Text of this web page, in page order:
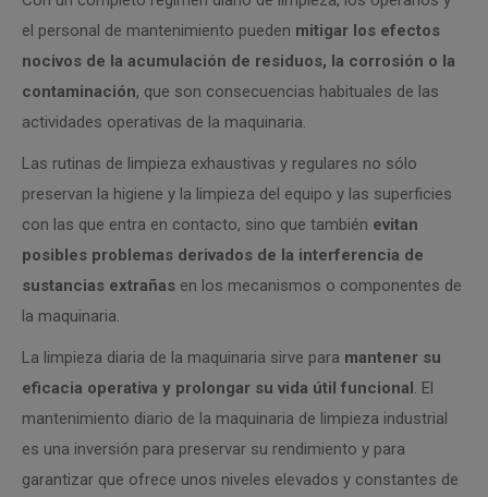
el personal de mantenimiento pueden mitigar los efectos
nocivos de la acumulación de residuos, la corrosión o la
contaminación, que son consecuencias habituales de las
actividades operativas de la maquinaria.
Las rutinas de limpieza exhaustivas y regulares no sólo
preservan la higiene y la limpieza del equipo y las superficies
con las que entra en contacto, sino que también evitan
posibles problemas derivados de la interferencia de
sustancias extrañas en los mecanismos o componentes de
la maquinaria.
La limpieza diaria de la maquinaria sirve para mantener su
eficacia operativa y prolongar su vida útil funcional. El
mantenimiento diario de la maquinaria de limpieza industrial
es una inversión para preservar su rendimiento y para
garantizar que ofrece unos niveles elevados y constantes de